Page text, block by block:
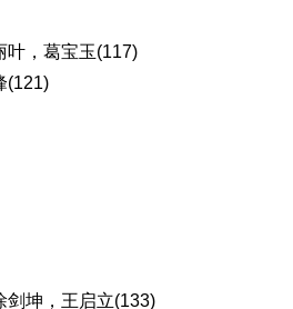
，葛宝玉(117)
(121)
坤，王启立(133)